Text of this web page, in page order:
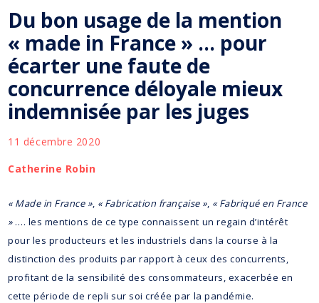
Du bon usage de la mention
« made in France » … pour
écarter une faute de
concurrence déloyale mieux
indemnisée par les juges
11 décembre 2020
Catherine Robin
« Made in France », « Fabrication française », « Fabriqué en France
»…. les mentions de ce type connaissent un regain d’intérêt
pour les producteurs et les industriels dans la course à la
distinction des produits par rapport à ceux des concurrents,
profitant de la sensibilité des consommateurs, exacerbée en
cette période de repli sur soi créée par la pandémie.